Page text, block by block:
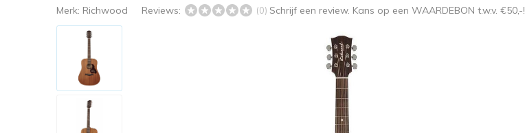
Merk: Richwood Reviews: (0) Schrijf een review. Kans op een WAARDEBON t.w.v. €50,-!